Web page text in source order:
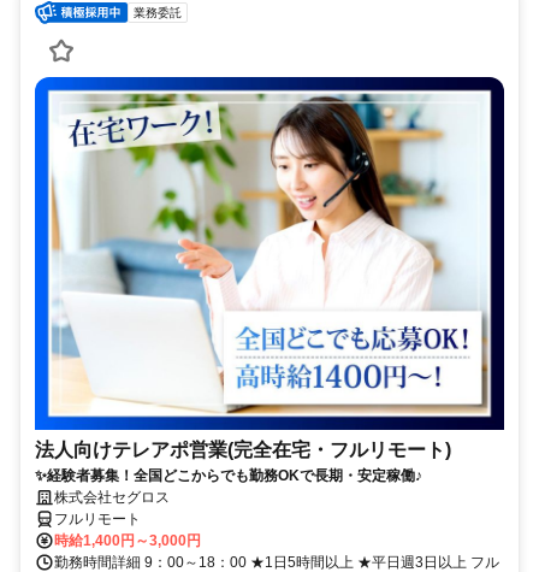
業務委託
法人向けテレアポ営業(完全在宅・フルリモート)
✨経験者募集！全国どこからでも勤務OKで長期・安定稼働♪
株式会社セグロス
フルリモート
時給1,400円～3,000円
勤務時間詳細 9：00～18：00 ★1日5時間以上 ★平日週3日以上 フル